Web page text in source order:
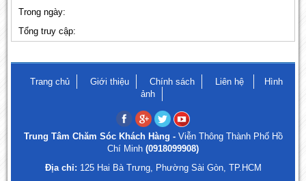
Trong ngày:
Tổng truy cập:
Trang chủ Giới thiệu Chính sách Liên hệ
Hình
ảnh
Trung Tâm Chăm Sóc Khách Hàng - Viễn Thông Thành Phố Hồ
Chí Minh (0918099908)
Địa chỉ: 125 Hai Bà Trưng, Phường Sài Gòn, TP.HCM